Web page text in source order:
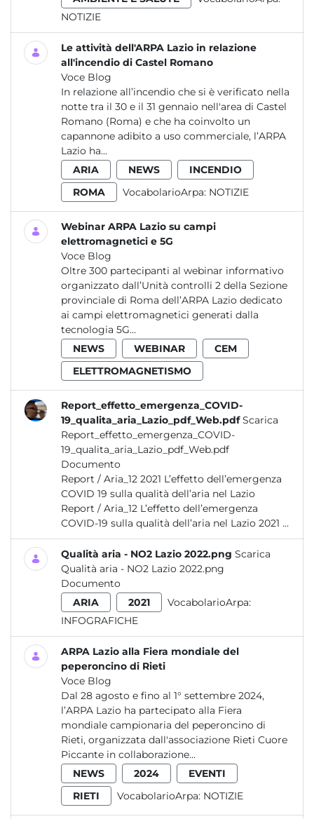
NOTIZIE
Le attività dell'ARPA Lazio in relazione
all'incendio di Castel Romano
Voce Blog
In relazione all’incendio che si è verificato nella
notte tra il 30 e il 31 gennaio nell'area di Castel
Romano (Roma) e che ha coinvolto un
capannone adibito a uso commerciale, l’ARPA
Lazio ha...
ARIA
NEWS
INCENDIO
ROMA
VocabolarioArpa: NOTIZIE
Webinar ARPA Lazio su campi
elettromagnetici e 5G
Voce Blog
Oltre 300 partecipanti al webinar informativo
organizzato dall’Unità controlli 2 della Sezione
provinciale di Roma dell’ARPA Lazio dedicato
ai campi elettromagnetici generati dalla
tecnologia 5G...
NEWS
WEBINAR
CEM
ELETTROMAGNETISMO
Report_effetto_emergenza_COVID-
19_qualita_aria_Lazio_pdf_Web.pdf Scarica
Report_effetto_emergenza_COVID-
19_qualita_aria_Lazio_pdf_Web.pdf
Documento
Report / Aria_12 2021 L’effetto dell’emergenza
COVID 19 sulla qualità dell’aria nel Lazio
Report / Aria_12 L’effetto dell’emergenza
COVID-19 sulla qualità dell’aria nel Lazio 2021 ...
Qualità aria - NO2 Lazio 2022.png Scarica
Qualità aria - NO2 Lazio 2022.png
Documento
ARIA
2021
VocabolarioArpa:
INFOGRAFICHE
ARPA Lazio alla Fiera mondiale del
peperoncino di Rieti
Voce Blog
Dal 28 agosto e fino al 1° settembre 2024,
l’ARPA Lazio ha partecipato alla Fiera
mondiale campionaria del peperoncino di
Rieti, organizzata dall'associazione Rieti Cuore
Piccante in collaborazione...
NEWS
2024
EVENTI
RIETI
VocabolarioArpa: NOTIZIE